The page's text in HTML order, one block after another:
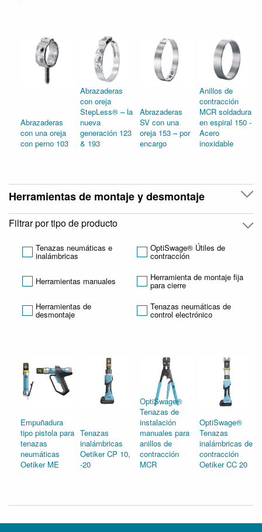
Abrazaderas
con una oreja
con perno 103
Abrazaderas
con oreja
StepLess® – la
nueva
generación 123
& 193
Abrazaderas
SV con una
oreja 153 – por
encargo
Anillos de
contracción
MCR soldadura
en espiral 150 -
Acero
inoxidable
Herramientas de montaje y desmontaje
Filtrar por tipo de producto
Tenazas neumáticas e
inalámbricas
OptiSwage® Útiles de
contracción
Herramientas manuales Herramienta de montaje fija
para cierre
Herramientas de
desmontaje
Tenazas neumáticas de
control electrónico
Empuñadura
tipo pistola para
tenazas
neumáticas
Oetiker ME
Tenazas
inalámbricas
Oetiker CP 10,
-20
OptiSwage®
Tenazas de
instalación
manuales para
anillos de
contracción
MCR
OptiSwage®
Tenazas
inalámbricas de
contracción
Oetiker CC 20